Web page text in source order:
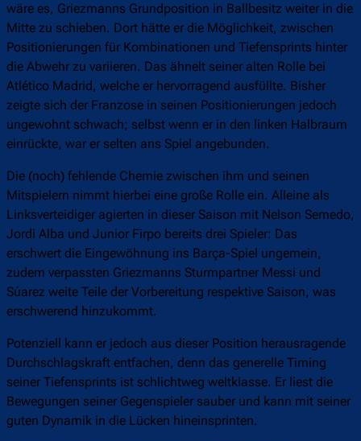
wäre es, Griezmanns Grundposition in Ballbesitz weiter in die
Mitte zu schieben. Dort hätte er die Möglichkeit, zwischen
Positionierungen für Kombinationen und Tiefensprints hinter
die Abwehr zu variieren. Das ähnelt seiner alten Rolle bei
Atlético Madrid, welche er hervorragend ausfüllte. Bisher
zeigte sich der Franzose in seinen Positionierungen jedoch
ungewohnt schwach; selbst wenn er in den linken Halbraum
einrückte, war er selten ans Spiel angebunden.
Die (noch) fehlende Chemie zwischen ihm und seinen
Mitspielern nimmt hierbei eine große Rolle ein. Alleine als
Linksverteidiger agierten in dieser Saison mit Nelson Semedo,
Jordi Alba und Junior Firpo bereits drei Spieler: Das
erschwert die Eingewöhnung ins Barça-Spiel ungemein,
zudem verpassten Griezmanns Sturmpartner Messi und
Súarez weite Teile der Vorbereitung respektive Saison, was
erschwerend hinzukommt.
Potenziell kann er jedoch aus dieser Position herausragende
Durchschlagskraft entfachen, denn das generelle Timing
seiner Tiefensprints ist schlichtweg weltklasse. Er liest die
Bewegungen seiner Gegenspieler sauber und kann mit seiner
guten Dynamik in die Lücken hineinsprinten.